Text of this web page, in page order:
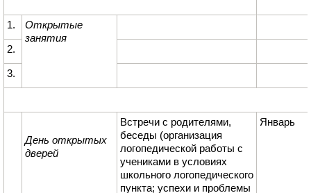
1.
Открытые
занятия
2.
3.
День открытых
дверей
Встречи с родителями,
беседы (организация
логопедической работы с
учениками в условиях
школьного логопедического
пункта; успехи и проблемы
Январь